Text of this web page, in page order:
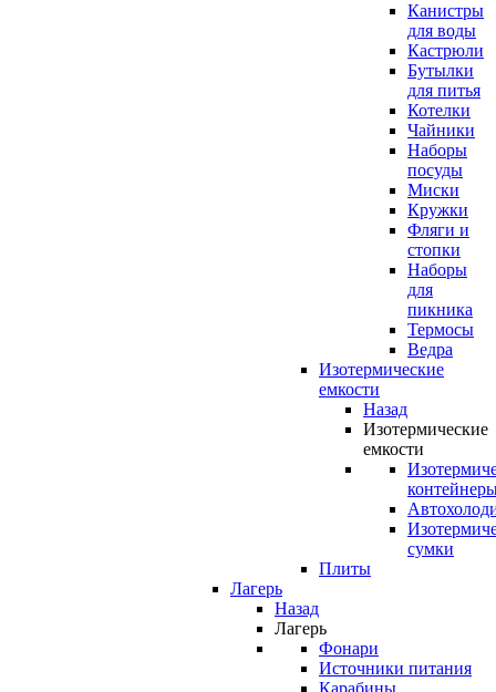
Канистры
для воды
Кастрюли
Бутылки
для питья
Котелки
Чайники
Наборы
посуды
Миски
Кружки
Фляги и
стопки
Наборы
для
пикника
Термосы
Ведра
Изотермические
емкости
Назад
Изотермические
емкости
сумки
Плиты
Лагерь
Назад
Лагерь
Фонари
Источники питания
Карабины